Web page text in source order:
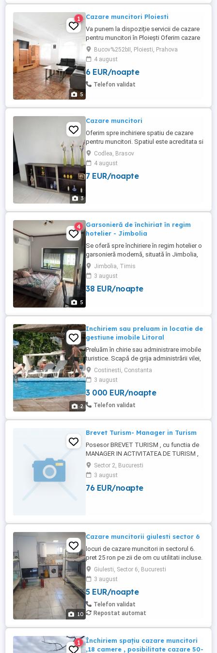
5
1 Cazare muncitori Ploiesti
Va punem la dispoziție servicii de cazare
pentru muncitori în Ploiești Oferim cazare
in camere cu 3 si 4 locuri acestea fiind
complet mobilate și utilate cu paturi de o
persoana Fiecare camera dispune de BAIE
PROPRIE complet utilată cu duș, chiuvetă,
grup sanitar locația avand centrala proprie
Bucov%252bII, Ploiesti, Prahova
4 august
6 EUR/noapte
Telefon validat
3
Cazare muncitori
Oferim spre inchiriere spatiu de cazare
pentru muncitori. Spatiul este acreditata si
detine toate avizele necesare.
Codlea, Brasov
4 august
7 EUR/noapte
5
4
Garsonieră de închiriat în regim
hotelier - Jimbolia
Se oferă spre închiriere în regim hotelier o
garsonieră modernă, situată în Jimbolia,
pe Strada Ștefan cel Mare, la etajul 1 al
unui imobil recent construit. Cu o
suprafață de 20 mp, completată de un
balcon, apartamentul este ideal pentru
Jimbolia, Timis
3 august
38 EUR/noapte
2
Inchiriem sau preluam in locatie de
gestiune imobile Litoral
Preluăm în chirie sau administrare imobile
turistice. Scapă de grija administrării vilei,
pensiunii de la malul mării pe perioada cât
timp nu folosești imobilul. Noi ne ocupăm
de plata facturilor, întreținerii imobilului.
Pentru închiriere, locații in gestiune,
concesiune, contractele se incheie ...
Costinesti, Constanta
3 august
3 000 EUR/noapte
Telefon validat
Brevet Turism- Manager in Turism
Posesor BREVET TURISM , cu functia de
MANAGER IN ACTIVITATEA DE TURISM ,
ofer spre inchiriere BREVETUL firmelor ce
doresc sa desfasoare activitati in
domeniul turismului, Hotel, Agentie
Turism, Pensiune ....Pret 400 lei luna.Relatii
Sector 2, Bucuresti
3 august
76 EUR/noapte
10
Cazare muncitorii giulesti sector 6
locuri de cazare muncitori in sectorul 6.
pret 25 ron pe zii de om cu utilitati incluse.
500 lei pe luna de om. pretul se negociaza
in functie de perioada. Camera de 8..
fiecare camera are baie si bucătărie. Nu
amestec oamenii. Fiecare echipă are
camera separată. Giulești . Se oferă ...
Giulesti, Sector 6, Bucuresti
3 august
5 EUR/noapte
Telefon validat
Repostat automat
1
Închiriem spațiu cazare muncitori
,18 camere , posibilitate cazare 50-